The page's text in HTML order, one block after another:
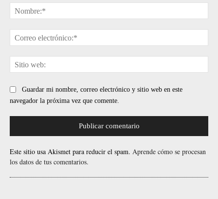
Guardar mi nombre, correo electrónico y sitio web en este
navegador la próxima vez que comente.
Este sitio usa Akismet para reducir el spam. Aprende cómo se procesan
los datos de tus comentarios.